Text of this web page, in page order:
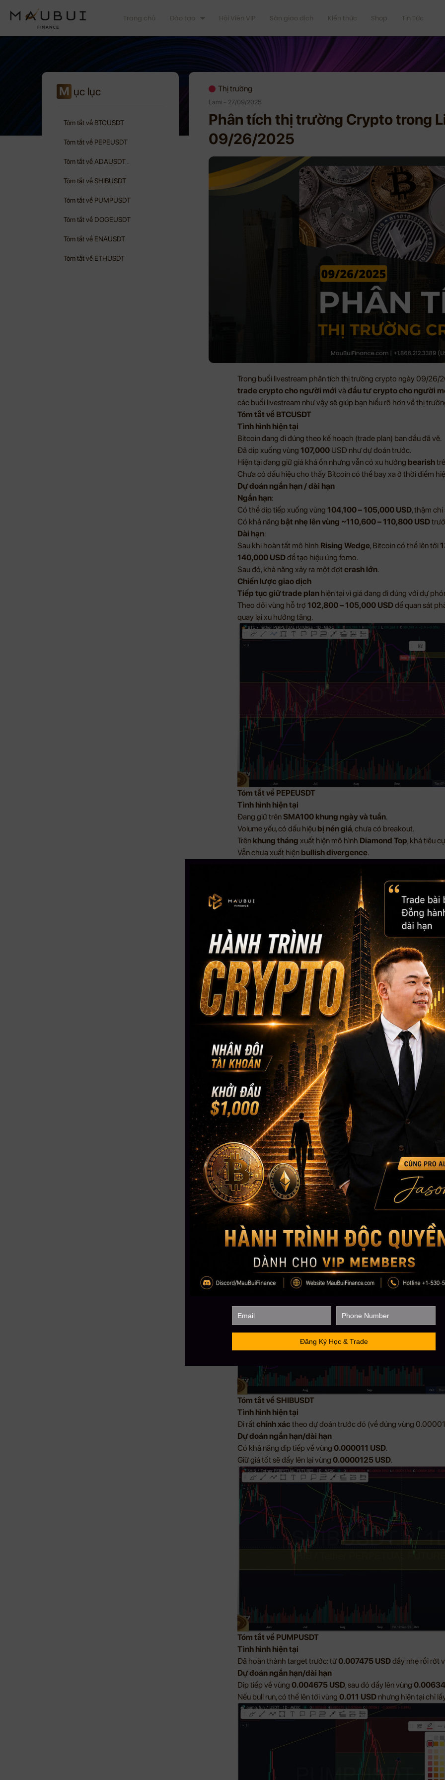
Trang chủ Đào tạo Hội Viên VIP Sàn giao dịch Kiến thức Shop Tin Tức
M ục lục
Tóm tắt về BTCUSDT
Tóm tắt về PEPEUSDT
Tóm tắt về ADAUSDT .
Tóm tắt về SHIBUSDT
Tóm tắt về PUMPUSDT
Tóm tắt về DOGEUSDT
Tóm tắt về ENAUSDT
Tóm tắt về ETHUSDT
Thị trường
Lami - 27/09/2025
Phân tích thị trường Crypto trong
09/26/2025
Trong buổi livestream phân tích thị trường crypto ngày 09/26/
trade crypto cho người mới và đầu tư crypto cho người
các buổi livestream như vậy sẽ giúp bạn hiểu rõ hơn về thị
Tóm tắt về BTCUSDT
Tình hình hiện tại
Bitcoin đang đi đúng theo kế hoạch (trade plan) ban đầu đã vẽ.
Đã dip xuống vùng 107,000 USD như dự đoán trước.
Hiện tại đang giữ giá khá ổn nhưng vẫn có xu hướng bearish
Chưa có dấu hiệu cho thấy Bitcoin có thể bay xa ở thời điểm
Dự đoán ngắn hạn / dài hạn
Ngắn hạn:
Có thể dip tiếp xuống vùng 104,100 – 105,000 USD, thậm
Có khả năng bật nhẹ lên vùng ~110,600 – 110,800 USD
Dài hạn:
Sau khi hoàn tất mô hình Rising Wedge, Bitcoin có thể lên tới
140,000 USDđể tạo hiệu ứng fomo.
Sau đó, khả năng xảy ra một đợt crash lớn.
Chiến lược giao dịch
Tiếp tục giữ trade plan hiện tại vì giá đang đi đúng với dự
Theo dõi vùng hỗ trợ 102,800 – 105,000 USDđể quan sát
quay lại xu hướng tăng.
Tóm tắt về PEPEUSDT
Tình hình hiện tại
Đang giữ trênSMA100 khung ngày và tuần.
Volume yếu, có dấu hiệu bị nén giá, chưa có breakout.
Trên khung tháng xuất hiện mô hình Diamond Top, khá tiêu
Vẫn chưa xuất hiện bullish divergence.
0.0000117 – 0.0000121 USD
Nếu vượt
, có thể lên tới 0.0000173 USD
Nếu đóng nến tháng dưới vùng
0.0000088 – 0.0000089
0.0000009 USD
Chiến lược giao dịch
Theo dõi phản ứng giá trong vài ngày tới. Nếu đóng dưới
Tóm tắt về ADAUSDT .
Tình hình hiện tại
Đang giữ trênSMA50 khung tuần và 3 ngày, tín hiệu tích cực.
Tuy nhiên đang gặp nhiềuáp lực kháng cự
Dự đoán ngắn hạn / dài hạn
Có thểdip nhẹ về vùng 0.735 USD
Nếu giữ không được, dip về0.695 – 0.71 USD.
Nếu giữ tốt, có khả năng
đẩy lên lại vùng khoảng 0.85 USD
Tóm tắt về SHIBUSDT
Tình hình hiện tại
Đi rất chính xác theo dự đoán trước đó (về đúng vùng
Dự đoán ngắn hạn/dài hạn
Có khả năng dip tiếp về vùng 0.000011 USD.
Giữ giá tốt sẽ đẩy lên lại vùng 0.0000125 USD.
Tóm tắt về PUMPUSDT
Tình hình hiện tại
Đã hoàn thành target trước: từ0.007475 USDđẩy nhẹ rồi rớt
Dự đoán ngắn hạn/dài hạn
Dip tiếp về vùng 0.004675 USD, sau đó đẩy lên vùng
Nếu bull run, có thể lên tới vùng 0.011 USD nhưng hiện tại chỉ